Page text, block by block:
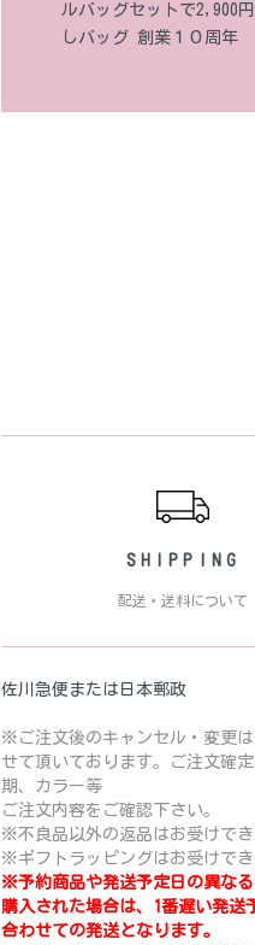
ルバッグセットで2,900
しバッグ 創業１０周年
SHIPPING
配送・送料について
佐川急便または日本郵政
※ご注文後のキャンセル・変更
せて頂いております。ご注文確
期、カラー等
ご注文内容をご確認下さい。
※不良品以外の返品はお受けでき
※ギフトラッピングはお受けでき
※予約商品や発送予定日の異な
購入された場合は、1番遅い発送
合わせての発送となります。